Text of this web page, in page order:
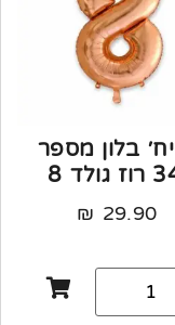
5 יח׳ בלון מספר
29.90
₪